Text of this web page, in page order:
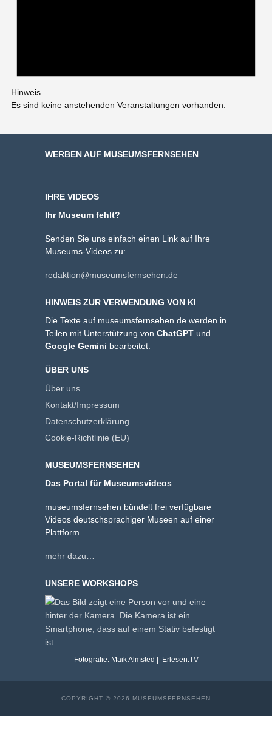
Hinweis
Es sind keine anstehenden Veranstaltungen vorhanden.
WERBEN AUF MUSEUMSFERNSEHEN
IHRE VIDEOS
Ihr Museum fehlt?
Senden Sie uns einfach einen Link auf Ihre
Museums-Videos zu:
redaktion@museumsfernsehen.de
HINWEIS ZUR VERWENDUNG VON KI
Die Texte auf museumsfernsehen.de werden in
Teilen mit Unterstützung von ChatGPT und
Google Gemini bearbeitet.
ÜBER UNS
Über uns
Kontakt/Impressum
Datenschutzerklärung
Cookie-Richtlinie (EU)
MUSEUMSFERNSEHEN
Das Portal für Museumsvideos
museumsfernsehen bündelt frei verfügbare
Videos deutschsprachiger Museen auf einer
Plattform.
mehr dazu…
UNSERE WORKSHOPS
Fotografie: Maik Almsted | Erlesen.TV
COPYRIGHT © 2026 MUSEUMSFERNSEHEN